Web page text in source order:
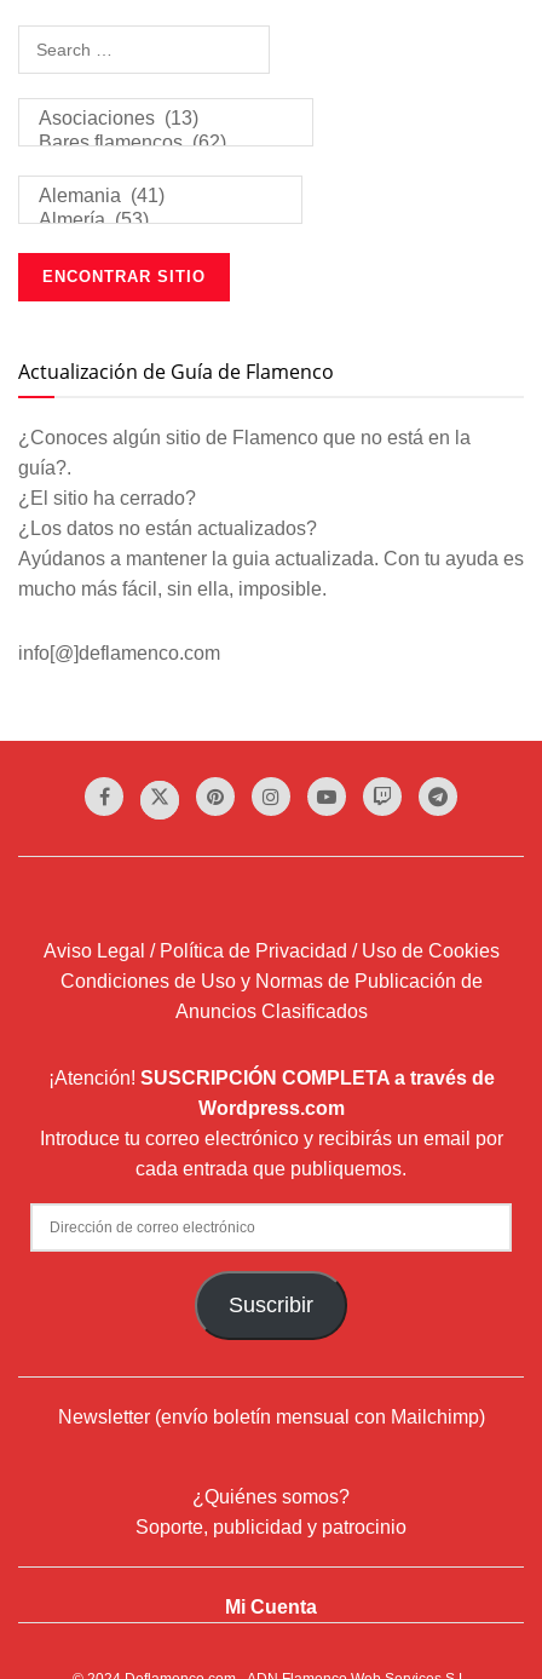
Actualización de Guía de Flamenco
¿Conoces algún sitio de Flamenco que no está en la
guía?.
¿El sitio ha cerrado?
¿Los datos no están actualizados?
Ayúdanos a mantener la guia actualizada. Con tu ayuda es
mucho más fácil, sin ella, imposible.
info[@]deflamenco.com
Aviso Legal / Política de Privacidad / Uso de Cookies
Condiciones de Uso y Normas de Publicación de
Anuncios Clasificados
¡Atención! SUSCRIPCIÓN COMPLETA a través de
Wordpress.com
Introduce tu correo electrónico y recibirás un email por
cada entrada que publiquemos.
Dirección
de
Suscribir
Newsletter (envío boletín mensual con Mailchimp)
¿Quiénes somos?
Soporte, publicidad y patrocinio
Mi Cuenta